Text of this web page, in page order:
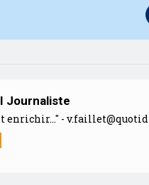
Journaliste
enrichir..." -